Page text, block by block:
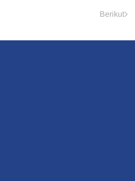
Berikut